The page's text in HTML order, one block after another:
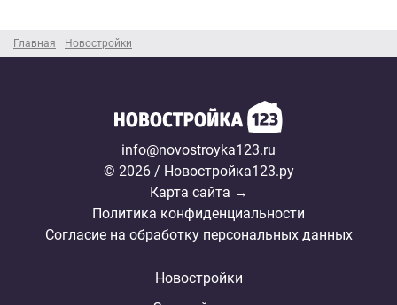
Главная Новостройки
info@novostroyka123.ru
© 2026 / Новостройка123.ру
Карта сайта →
Политика конфиденциальности
Согласие на обработку персональных данных
Новостройки